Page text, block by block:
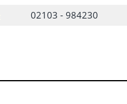
02103 - 984230